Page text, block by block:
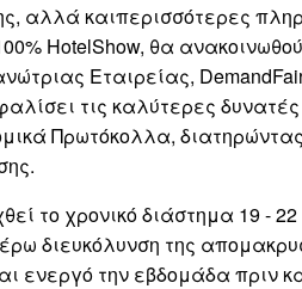
αλλά καιπερισσότερες
HotelShow, θα
Εταιρείας,
τις καλύτερες δυνατές
Πρωτόκολλα,
το χρονικό διάστημα 19 -
διευκόλυνση της
ενεργό την εβδομάδα πριν